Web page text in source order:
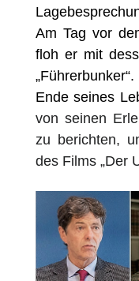
Am Tag vor
floh er mit
Ende seines
von seinen
zu berichten,
des Films „Der